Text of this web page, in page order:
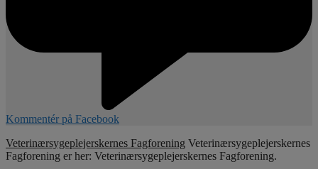
Kommentér på Facebook
Veterinærsygeplejerskernes Fagforening Veterinærsygeplejerskernes
Fagforening er her: Veterinærsygeplejerskernes Fagforening.